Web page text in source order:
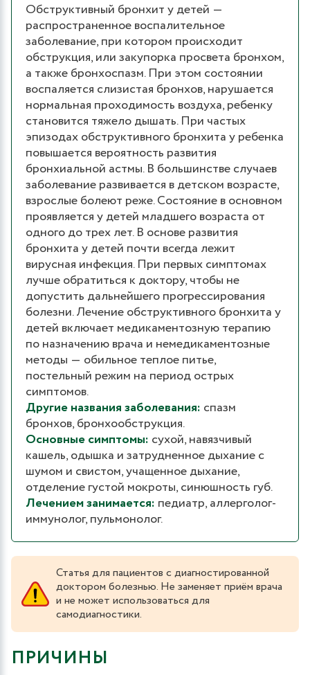
Обструктивный бронхит у детей ―
распространенное воспалительное
заболевание, при котором происходит
обструкция, или закупорка просвета бронхом,
а также бронхоспазм. При этом состоянии
воспаляется слизистая бронхов, нарушается
нормальная проходимость воздуха, ребенку
становится тяжело дышать. При частых
эпизодах обструктивного бронхита у ребенка
повышается вероятность развития
бронхиальной астмы. В большинстве случаев
заболевание развивается в детском возрасте,
взрослые болеют реже. Состояние в основном
проявляется у детей младшего возраста от
одного до трех лет. В основе развития
бронхита у детей почти всегда лежит
вирусная инфекция. При первых симптомах
лучше обратиться к доктору, чтобы не
допустить дальнейшего прогрессирования
болезни. Лечение обструктивного бронхита у
детей включает медикаментозную терапию
по назначению врача и немедикаментозные
методы ― обильное теплое питье,
постельный режим на период острых
симптомов.
Другие названия заболевания: спазм
бронхов, бронхообструкция.
Основные симптомы: сухой, навязчивый
кашель, одышка и затрудненное дыхание с
шумом и свистом, учащенное дыхание,
отделение густой мокроты, синюшность губ.
Лечением занимается: педиатр, аллерголог-
иммунолог, пульмонолог.
Статья для пациентов с диагностированной
доктором болезнью. Не заменяет приём врача
и не может использоваться для
самодиагностики.
ПРИЧИНЫ